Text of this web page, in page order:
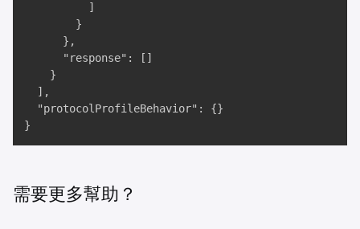
          ]
        }
      },
      "response": []
    }
  ],
  "protocolProfileBehavior": {}
}
需要更多幫助？